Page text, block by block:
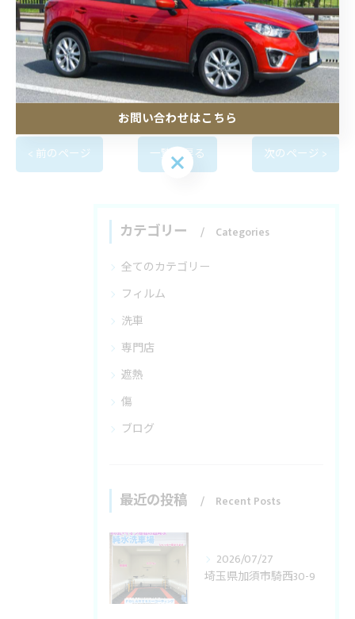
--------------------------------------------------------------------
ブログ
< 前のページ 一覧に戻る 次のページ >
カテゴリー Categories
全てのカテゴリー
フィルム
洗車
専門店
遮熱
傷
ブログ
最近の投稿 Recent Posts
2026/07/27
埼玉県加須市騎西30-9
お問い合わせはこちら
お問い合わせはこちら